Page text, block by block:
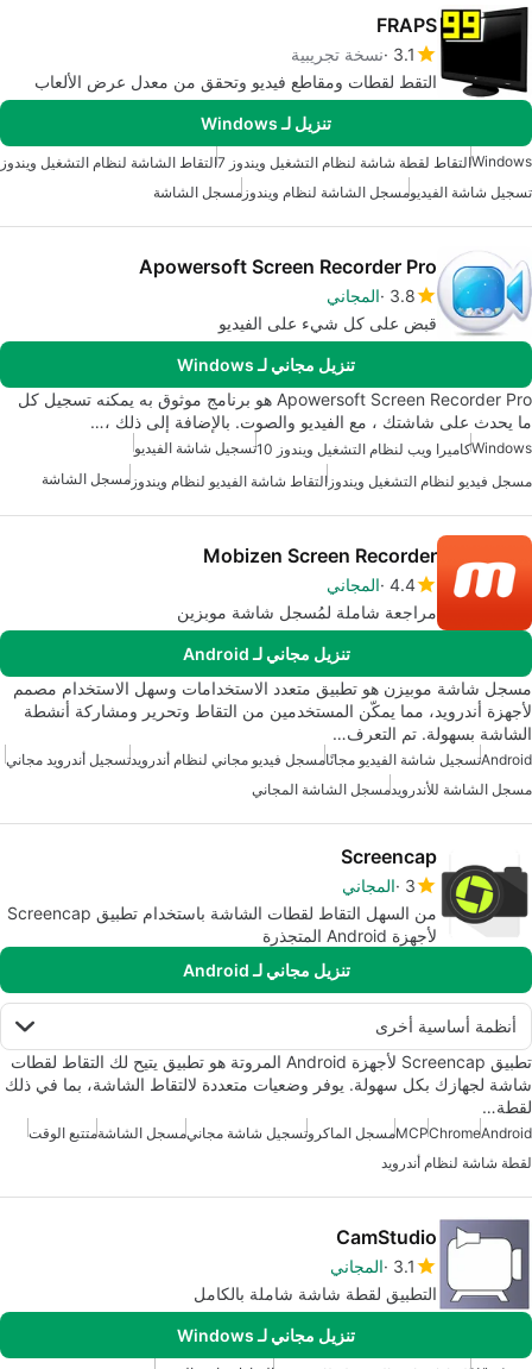
FRAPS
3.1 نسخة تجريبية
التقط لقطات ومقاطع فيديو وتحقق من معدل عرض الألعاب
تنزيل لـ Windows
Windowsالتقاط لقطة شاشة لنظام التشغيل ويندوز 7
التقاط الشاشة لنظام التشغيل ويندوز
تسجيل شاشة الفيديومسجل الشاشة لنظام ويندوز مسجل الشاشة
Apowersoft Screen Recorder Pro
3.8 المجاني
قبض على كل شيء على الفيديو
تنزيل مجاني لـ Windows
Apowersoft Screen Recorder Pro هو برنامج موثوق به يمكنه تسجيل كل
ما يحدث على شاشتك ، مع الفيديو والصوت. بالإضافة إلى ذلك ،…
Windowsكاميرا ويب لنظام التشغيل ويندوز 10
تسجيل شاشة الفيديو
مسجل فيديو لنظام التشغيل ويندوز التقاط شاشة الفيديو لنظام ويندوز مسجل الشاشة
Mobizen Screen Recorder
4.4 المجاني
مراجعة شاملة لمُسجل شاشة موبزين
تنزيل مجاني لـ Android
مسجل شاشة موبيزن هو تطبيق متعدد الاستخدامات وسهل الاستخدام مصمم
لأجهزة أندرويد، مما يمكّن المستخدمين من التقاط وتحرير ومشاركة أنشطة
الشاشة بسهولة. تم التعرف…
Androidتسجيل شاشة الفيديو مجانًامسجل فيديو مجاني لنظام أندرويدتسجيل أندرويد مجاني
مسجل الشاشة للأندرويدمسجل الشاشة المجاني
Screencap
3 المجاني
من السهل التقاط لقطات الشاشة باستخدام تطبيق Screencap
لأجهزة Android المتجذرة
تنزيل مجاني لـ Android
أنظمة أساسية أخرى
تطبيق Screencap لأجهزة Android المروتة هو تطبيق يتيح لك التقاط لقطات
شاشة لجهازك بكل سهولة. يوفر وضعيات متعددة لالتقاط الشاشة، بما في ذلك
لقطة…
Android
Chrome
MCPمسجل الماكروتسجيل شاشة مجانيمسجل الشاشةمتتبع الوقت
لقطة شاشة لنظام أندرويد
CamStudio
3.1 المجاني
التطبيق لقطة شاشة شاملة بالكامل
تنزيل مجاني لـ Windows